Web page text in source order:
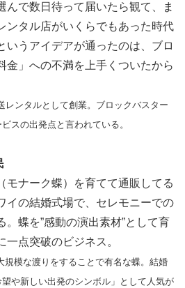
んで数日待って届いたら観て、ま
ンタル店がいくらでもあった時代
いうアイデアが通ったのは、ブロ
金」への不満を上手くついたから
ンタルとして創業。ブロックバスター
スの出発点と言われている。
モナーク蝶）を育てて通販してる
イの結婚式場で、セレモニーでの
。蝶を”感動の演出素材”として育
点突破のビジネス。
模な渡りをすることで有名な蝶。結婚
や新しい出発のシンボル」として人気が